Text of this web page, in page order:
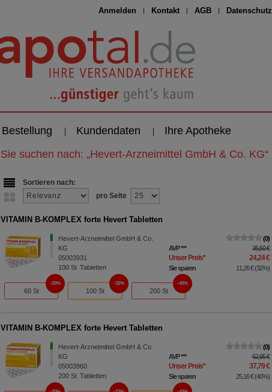
Anmelden Kontakt AGB Datenschutz
Bestellung Kundendaten Ihre Apotheke
Sie suchen nach: „Hevert-Arzneimittel GmbH & Co. KG“
Sortieren nach:
pro Seite
VITAMIN B-KOMPLEX forte Hevert Tabletten
Hevert-Arzneimittel GmbH & Co.
KG
05003931
100St Tabletten
0
AVP*** 35,50 €
Unser Preis* 24,24 €
Sie sparen 11,26 €(32%)
60 St
20%
100 St
32%
200 St
40%
VITAMIN B-KOMPLEX forte Hevert Tabletten
Hevert-Arzneimittel GmbH & Co.
KG
05003960
200St Tabletten
0
AVP*** 62,95 €
Unser Preis* 37,79 €
Sie sparen 25,16 €(40%)